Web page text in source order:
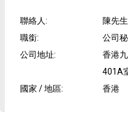
聯絡人:
陳先生
職銜:
公司
公司地址:
香港
401A
國家 / 地區: 香港